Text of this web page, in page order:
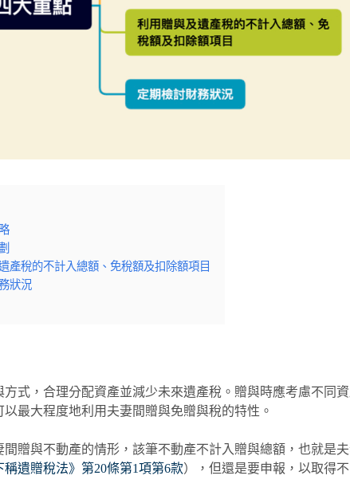
產稅的不計入總額、免稅額及扣除額項目
狀況
方式，合理分配資產並減少未來遺產稅。贈與時應考慮不同
最大程度地利用夫妻間贈與免贈與稅的特性。
間贈與不動產的情形，該筆不動產不計入贈與總額，也就是
遺贈稅法》第20條第1項第6款），但還是要申報，以取得